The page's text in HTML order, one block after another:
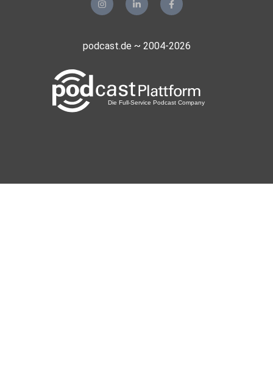
podcast.de ~ 2004-2026